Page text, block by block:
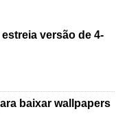
versão de 4-
baixar wallpapers